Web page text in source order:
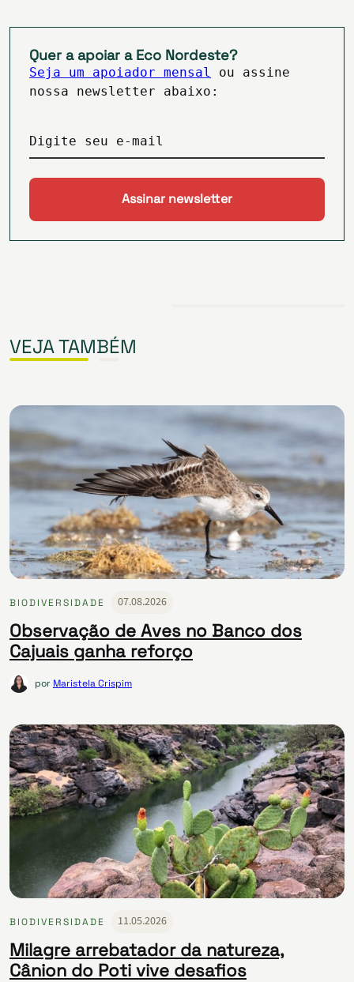
Quer a apoiar a Eco Nordeste?
Seja um apoiador mensal
ou assine
nossa newsletter abaixo:
Digite seu e-mail
VEJA TAMBÉM
BIODIVERSIDADE 07.08.2026
Observação de Aves no Banco dos
Cajuais ganha reforço
por Maristela Crispim
BIODIVERSIDADE 11.05.2026
Milagre arrebatador da natureza,
Cânion do Poti vive desafios